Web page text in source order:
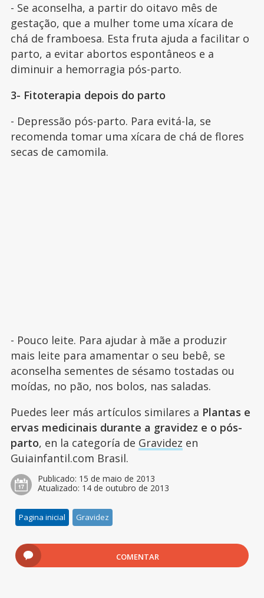
- Se aconselha, a partir do oitavo mês de
gestação, que a mulher tome uma xícara de
chá de framboesa. Esta fruta ajuda a facilitar o
parto, a evitar abortos espontâneos e a
diminuir a hemorragia pós-parto.
3- Fitoterapia depois do parto
- Depressão pós-parto. Para evitá-la, se
recomenda tomar uma xícara de chá de flores
secas de camomila.
- Pouco leite. Para ajudar à mãe a produzir
mais leite para amamentar o seu bebê, se
aconselha sementes de sésamo tostadas ou
moídas, no pão, nos bolos, nas saladas.
Puedes leer más artículos similares a Plantas e
ervas medicinais durante a gravidez e o pós-
parto, en la categoría de Gravidez en
Guiainfantil.com Brasil.
Publicado: 15 de maio de 2013
Atualizado: 14 de outubro de 2013
Pagina inicial Gravidez
COMENTAR